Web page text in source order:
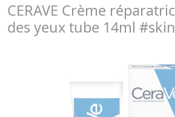
CERAVE Crème
des yeux tube 14ml